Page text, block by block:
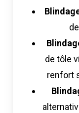
de tôle
renfort